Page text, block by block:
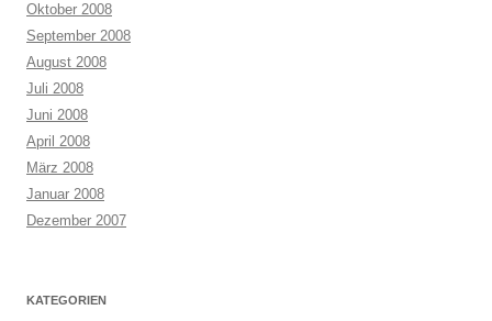
Oktober 2008
September 2008
August 2008
Juli 2008
Juni 2008
April 2008
März 2008
Januar 2008
Dezember 2007
KATEGORIEN